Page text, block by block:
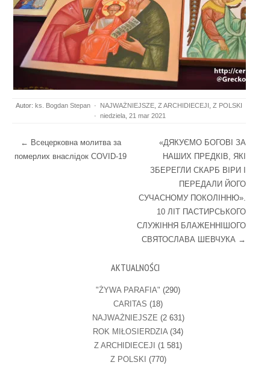
Autor: ks. Bogdan Stepan · NAJWAŻNIEJSZE Z ARCHIDIECEJI Z POLSKI
· niedziela, 21 mar 2021
Post navigation
← Всецерковна молитва за
померлих внаслідок COVID-19
«ДЯКУЄМО БОГОВІ ЗА
НАШИХ ПРЕДКІВ, ЯКІ
ЗБЕРЕГЛИ СКАРБ ВІРИ І
ПЕРЕДАЛИ ЙОГО
СУЧАСНОМУ ПОКОЛІННЮ».
10 ЛІТ ПАСТИРСЬКОГО
СЛУЖІННЯ БЛАЖЕННІШОГО
СВЯТОСЛАВА ШЕВЧУКА →
AKTUALNOŚCI
"ŻYWA PARAFIA" (290)
CARITAS (18)
NAJWAŻNIEJSZE (2 631)
ROK MIŁOSIERDZIA(34)
Z ARCHIDIECEJI (1 581)
Z POLSKI (770)